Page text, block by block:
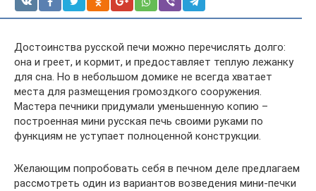
Достоинства русской печи можно перечислять долго:
она и греет, и кормит, и предоставляет теплую лежанку
для сна. Но в небольшом домике не всегда хватает
места для размещения громоздкого сооружения.
Мастера печники придумали уменьшенную копию –
построенная мини русская печь своими руками по
функциям не уступает полноценной конструкции.
Желающим попробовать себя в печном деле предлагаем
рассмотреть один из вариантов возведения мини-печки